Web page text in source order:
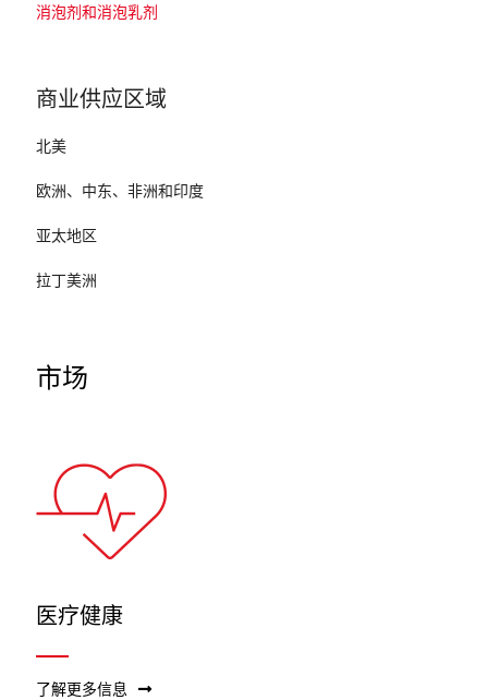
消泡剂和消泡乳剂
商业供应区域
北美
欧洲、中东、非洲和印度
亚太地区
拉丁美洲
市场
医疗健康
了解更多信息